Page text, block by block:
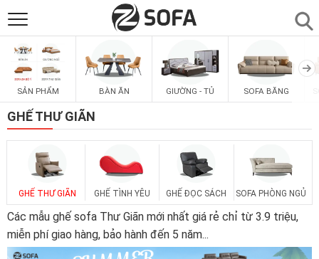
SẢN PHẨM
SOFAS
PHÒNG ĂN
PHÒNG NGỦ ▼
PHÒNG KHÁCH
SẢN PHẨM BÀN ĂN GIƯỜNG - TỦ SOFA BĂNG
GHẾ THƯ GIÃN
GHẾ THƯ GIÃN GHẾ TÌNH YÊU GHẾ ĐỌC SÁCH SOFA PHÒNG NGỦ
Các mẫu ghế sofa Thư Giãn mới nhất giá rẻ chỉ từ 3.9 triệu,
miễn phí giao hàng, bảo hành đến 5 năm...